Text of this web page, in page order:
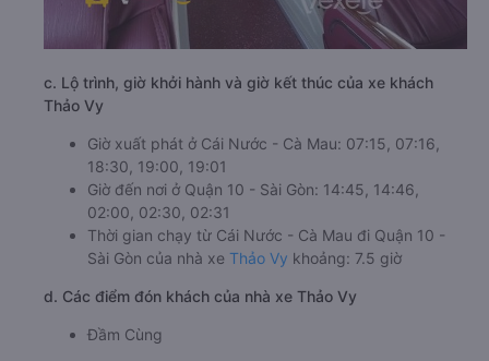
c. Lộ trình, giờ khởi hành và giờ kết thúc của xe khách
Thảo Vy
Giờ xuất phát ở Cái Nước - Cà Mau: 07:15, 07:16,
18:30, 19:00, 19:01
Giờ đến nơi ở Quận 10 - Sài Gòn: 14:45, 14:46,
02:00, 02:30, 02:31
Thời gian chạy từ Cái Nước - Cà Mau đi Quận 10 -
Sài Gòn của nhà xe Thảo Vy khoảng: 7.5 giờ
d. Các điểm đón khách của nhà xe Thảo Vy
Đầm Cùng